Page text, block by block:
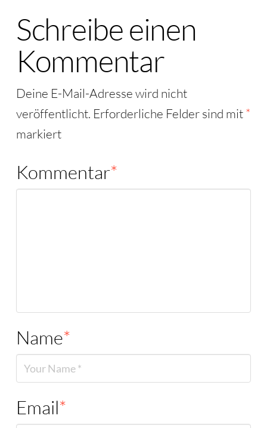
Schreibe einen
Kommentar
Deine E-Mail-Adresse wird nicht
veröffentlicht. Erforderliche Felder sind mit*
markiert
Kommentar*
Name*
Email*